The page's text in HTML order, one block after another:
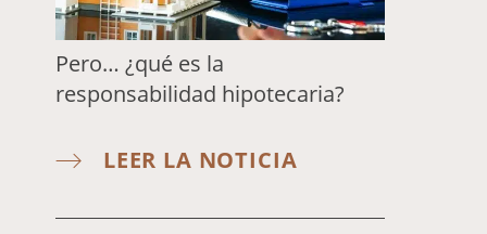
Pero… ¿qué es la
responsabilidad hipotecaria?
LEER LA NOTICIA